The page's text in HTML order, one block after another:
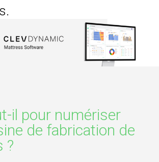
il pour numériser
de fabrication de
?